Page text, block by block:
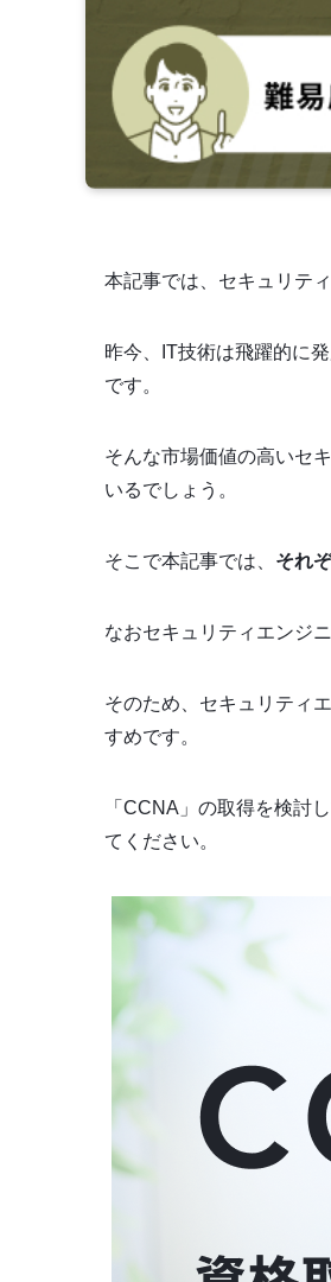
本記事では、セキュリテ
昨今、IT技術は飛躍的に
です。
そんな市場価値の高いセ
いるでしょう。
そこで本記事では、 それ
なおセキュリティエンジ
そのため、セキュリティ
すめです。
「CCNA」の取得を検討
てください。